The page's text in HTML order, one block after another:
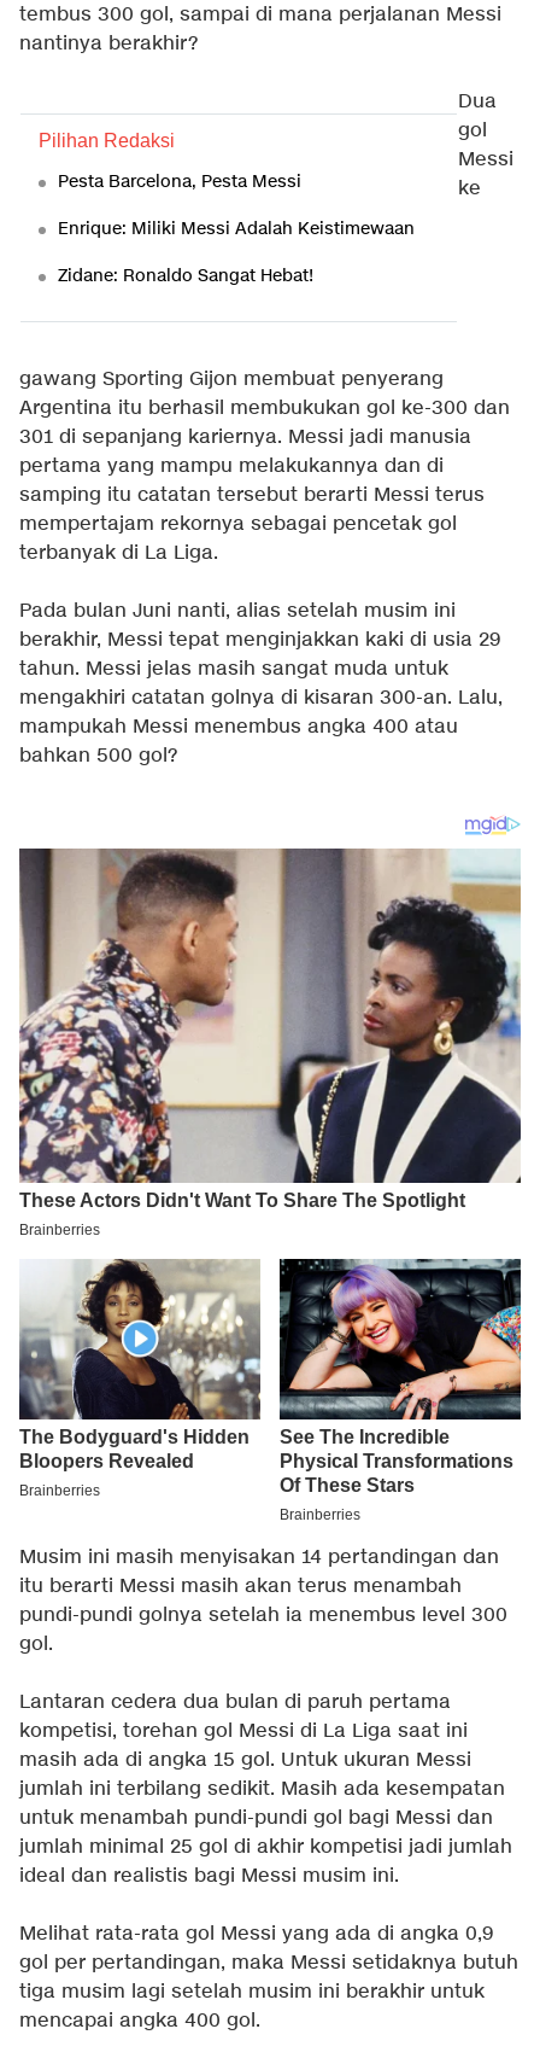
tembus 300 gol, sampai di mana perjalanan Messi
nantinya berakhir?
Pilihan Redaksi
Pesta Barcelona, Pesta Messi
Enrique: Miliki Messi Adalah Keistimewaan
Zidane: Ronaldo Sangat Hebat!
Dua
gol
Messi
ke
gawang Sporting Gijon membuat penyerang
Argentina itu berhasil membukukan gol ke-300 dan
301 di sepanjang kariernya. Messi jadi manusia
pertama yang mampu melakukannya dan di
samping itu catatan tersebut berarti Messi terus
mempertajam rekornya sebagai pencetak gol
terbanyak di La Liga.
Pada bulan Juni nanti, alias setelah musim ini
berakhir, Messi tepat menginjakkan kaki di usia 29
tahun. Messi jelas masih sangat muda untuk
mengakhiri catatan golnya di kisaran 300-an. Lalu,
mampukah Messi menembus angka 400 atau
bahkan 500 gol?
Musim ini masih menyisakan 14 pertandingan dan
itu berarti Messi masih akan terus menambah
pundi-pundi golnya setelah ia menembus level 300
gol.
Lantaran cedera dua bulan di paruh pertama
kompetisi, torehan gol Messi di La Liga saat ini
masih ada di angka 15 gol. Untuk ukuran Messi
jumlah ini terbilang sedikit. Masih ada kesempatan
untuk menambah pundi-pundi gol bagi Messi dan
jumlah minimal 25 gol di akhir kompetisi jadi jumlah
ideal dan realistis bagi Messi musim ini.
Melihat rata-rata gol Messi yang ada di angka 0,9
gol per pertandingan, maka Messi setidaknya butuh
tiga musim lagi setelah musim ini berakhir untuk
mencapai angka 400 gol.